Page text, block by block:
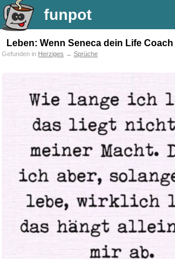
funpot
Leben: Wenn Seneca dein Life Coach
Gefunden in Herziges → Sprüche